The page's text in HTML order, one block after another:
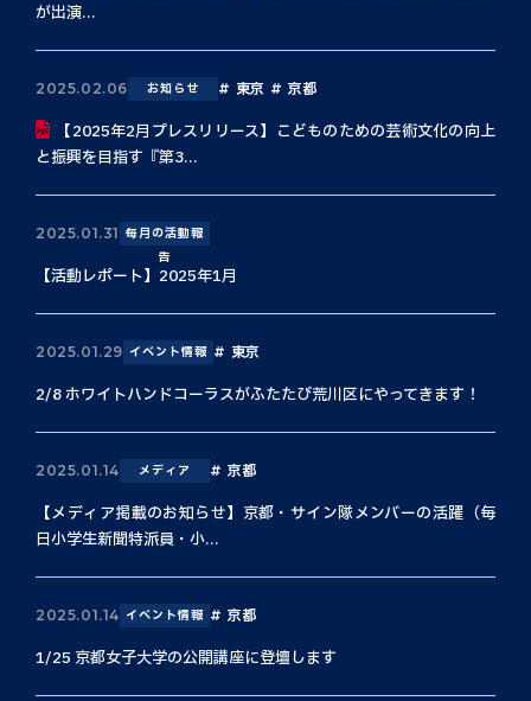
が出演...
2025.02.06 お知らせ 東京 京都
【2025年2月プレスリリース】こどものための芸術文化の向上
と振興を目指す『第3...
2025.01.31 毎月の活動報
告
【活動レポート】2025年1月
2025.01.29 イベント情報 東京
2/8 ホワイトハンドコーラスがふたたび荒川区にやってきます！
2025.01.14 メディア 京都
【メディア掲載のお知らせ】京都・サイン隊メンバーの活躍（毎
日小学生新聞特派員・小...
2025.01.14 イベント情報 京都
1/25 京都女子大学の公開講座に登壇します